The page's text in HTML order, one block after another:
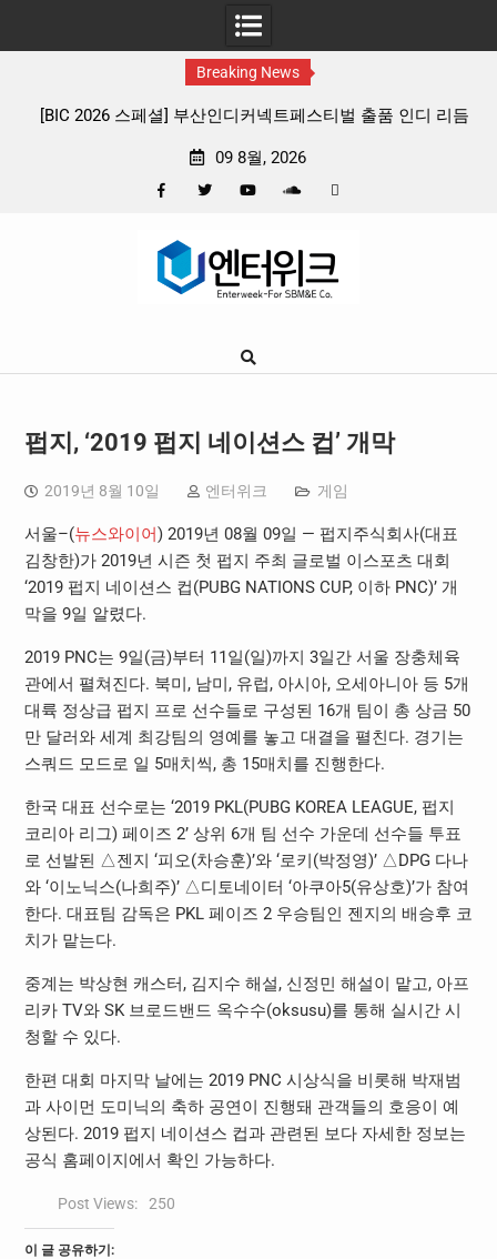
Breaking News
] 부산인디커넥트페스티벌 출품 인디 리듬
판타지 케이팝 애니
09 8월, 2026
Google
펍지, ‘2019 펍지 네이션스 컵’ 개막
2019년 8월 10일 엔터위크 게임
서울–(뉴스와이어) 2019년 08월 09일 — 펍지주식회사(대표
김창한)가 2019년 시즌 첫 펍지 주최 글로벌 이스포츠 대회
‘2019 펍지 네이션스 컵(PUBG NATIONS CUP, 이하 PNC)’ 개
막을 9일 알렸다.
2019 PNC는 9일(금)부터 11일(일)까지 3일간 서울 장충체육
관에서 펼쳐진다. 북미, 남미, 유럽, 아시아, 오세아니아 등 5개
대륙 정상급 펍지 프로 선수들로 구성된 16개 팀이 총 상금 50
만 달러와 세계 최강팀의 영예를 놓고 대결을 펼친다. 경기는
스쿼드 모드로 일 5매치씩, 총 15매치를 진행한다.
한국 대표 선수로는 ‘2019 PKL(PUBG KOREA LEAGUE, 펍지
코리아 리그) 페이즈 2’ 상위 6개 팀 선수 가운데 선수들 투표
로 선발된 △젠지 ‘피오(차승훈)’와 ‘로키(박정영)’ △DPG 다나
와 ‘이노닉스(나희주)’ △디토네이터 ‘아쿠아5(유상호)’가 참여
한다. 대표팀 감독은 PKL 페이즈 2 우승팀인 젠지의 배승후 코
치가 맡는다.
중계는 박상현 캐스터, 김지수 해설, 신정민 해설이 맡고, 아프
리카 TV와 SK 브로드밴드 옥수수(oksusu)를 통해 실시간 시
청할 수 있다.
한편 대회 마지막 날에는 2019 PNC 시상식을 비롯해 박재범
과 사이먼 도미닉의 축하 공연이 진행돼 관객들의 호응이 예
상된다. 2019 펍지 네이션스 컵과 관련된 보다 자세한 정보는
공식 홈페이지에서 확인 가능하다.
Post Views: 250
이 글 공유하기: